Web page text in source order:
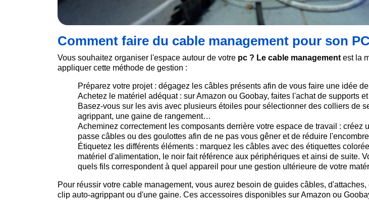
Comment faire du cable management pour son
Vous souhaitez organiser l'espace autour de votre pc ? Le cable management est la
appliquer cette méthode de gestion :
Préparez votre projet : dégagez les câbles présents afin de vous faire une idée
Achetez le matériel adéquat : sur Amazon ou Goobay, faites l'achat de supports
Basez-vous sur les avis avec plusieurs étoiles pour sélectionner des colliers de
agrippant, une gaine de rangement…
Acheminez correctement les composants derrière votre espace de travail : créez
passe câbles ou des goulottes afin de ne pas vous gêner et de réduire
Étiquetez les différents éléments : marquez les câbles avec des étiquettes
matériel d'alimentation, le noir fait référence aux périphériques et ainsi de suite.
quels fils correspondent à quel appareil pour une gestion ultérieure de votre
Pour réussir votre cable management, vous aurez besoin de guides câbles,
clip auto-agrippant ou d'une gaine. Ces accessoires disponibles sur Amazon ou